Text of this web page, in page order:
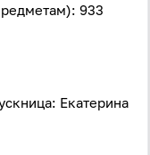
933
Екатерина